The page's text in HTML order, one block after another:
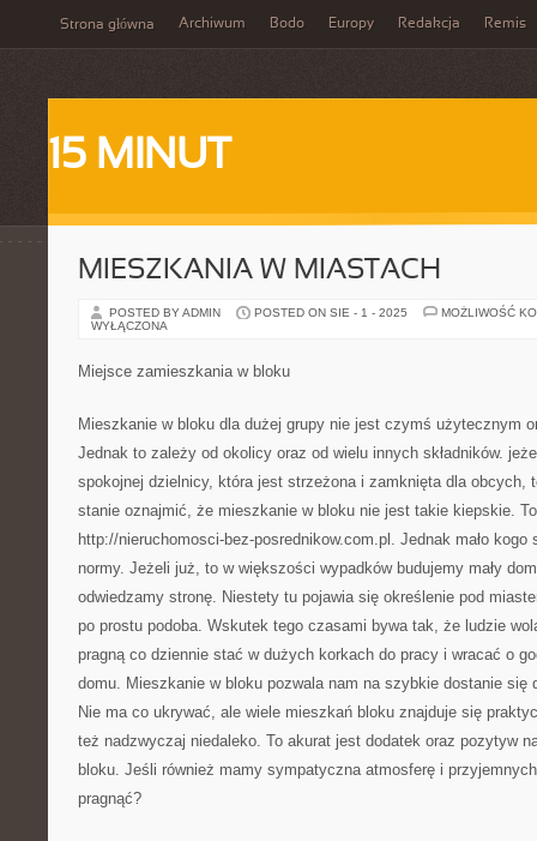
Strona główna Archiwum Bodo Europy Redakcja Remis
15 MINUT
MIESZKANIA W MIASTACH
POSTED BY ADMIN POSTED ON SIE - 1 - 2025
MOŻLIWOŚĆ
WYŁĄCZONA
Miejsce zamieszkania w bloku
Mieszkanie w bloku dla dużej grupy nie jest czymś użytecznym
Jednak to zależy od okolicy oraz od wielu innych składników.
spokojnej dzielnicy, która jest strzeżona i zamknięta dla obcych,
stanie oznajmić, że mieszkanie w bloku nie jest takie kiepskie.
http://nieruchomosci-bez-posrednikow.com.pl. Jednak mało
normy. Jeżeli już, to w większości wypadków budujemy mały
odwiedzamy stronę. Niestety tu pojawia się określenie pod
po prostu podoba. Wskutek tego czasami bywa tak, że ludzie
pragną co dziennie stać w dużych korkach do pracy i wracać o
domu. Mieszkanie w bloku pozwala nam na szybkie dostanie się
Nie ma co ukrywać, ale wiele mieszkań bloku znajduje się
też nadzwyczaj niedaleko. To akurat jest dodatek oraz pozytyw
bloku. Jeśli również mamy sympatyczna atmosferę i
pragnąć?